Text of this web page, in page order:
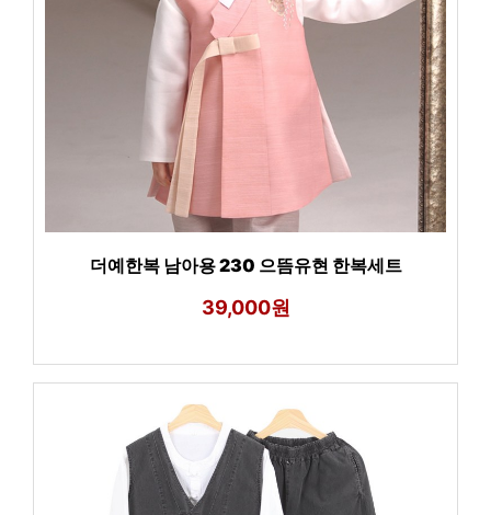
더예한복 남아용 230 으뜸유현 한복세트
39,000원